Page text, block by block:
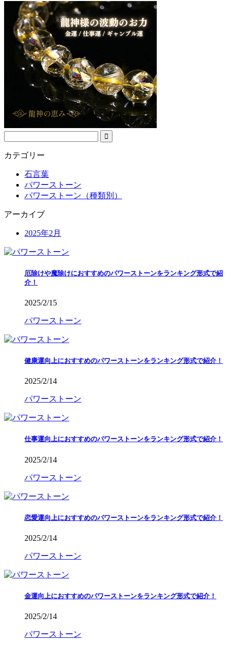
カテゴリー
石言葉
パワーストーン
パワーストーン（種類別）
アーカイブ
2025年2月
厄除けや魔除けにおすすめのパワーストーンをランキング形式で紹
介！
2025/2/15
パワーストーン
健康運向上におすすめのパワーストーンをランキング形式で紹介！
2025/2/14
パワーストーン
仕事運向上におすすめのパワーストーンをランキング形式で紹介！
2025/2/14
パワーストーン
恋愛運向上におすすめのパワーストーンをランキング形式で紹介！
2025/2/14
パワーストーン
金運向上におすすめのパワーストーンをランキング形式で紹介！
2025/2/14
パワーストーン